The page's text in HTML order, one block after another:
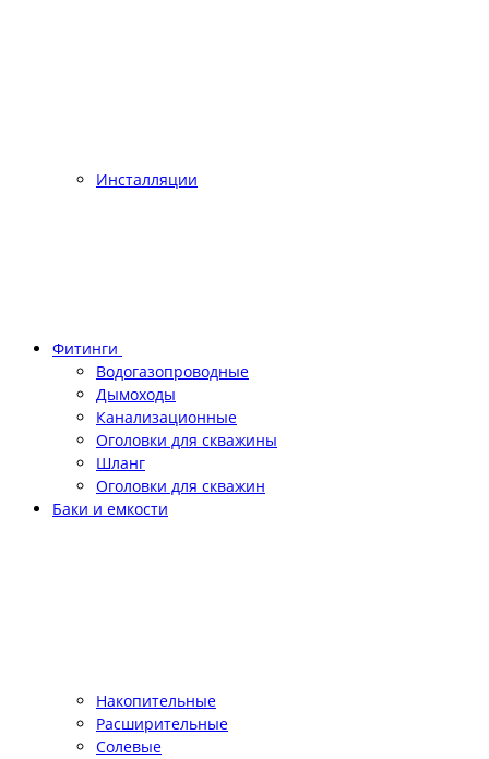
Инсталляции
Фитинги
Водогазопроводные
Дымоходы
Канализационные
Оголовки для скважины
Шланг
Оголовки для скважин
Баки и емкости
Накопительные
Расширительные
Солевые